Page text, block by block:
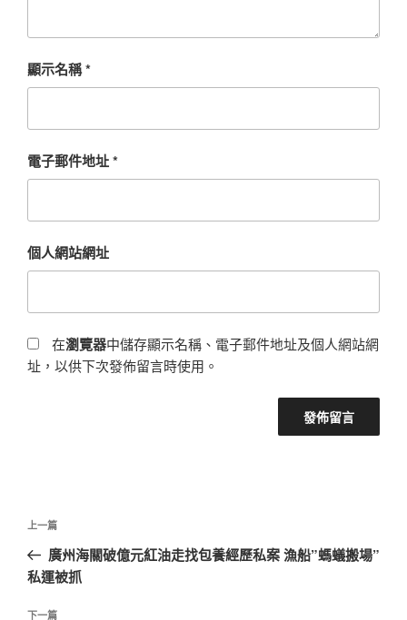
顯示名稱*
電子郵件地址*
個人網站網址
在瀏覽器中儲存顯示名稱、電子郵件地址及個人網站網
址，以供下次發佈留言時使用。
文
導
覽
上
一
篇
章
上一篇
廣州海關破億元紅油走找包養經歷私案 漁船”螞蟻搬場”
私運被抓
下一篇